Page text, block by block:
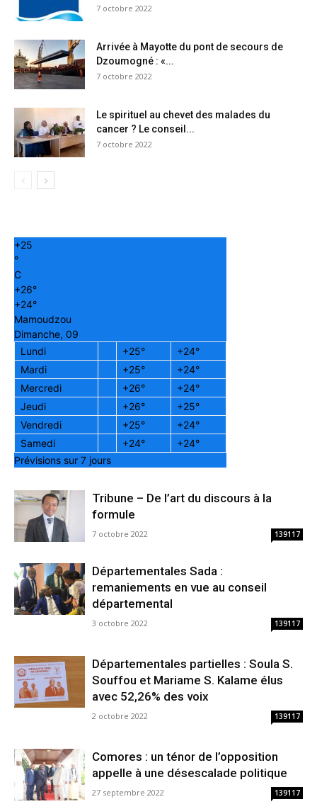
7 octobre 2022
Arrivée à Mayotte du pont de secours de
Dzoumogné : «...
7 octobre 2022
Le spirituel au chevet des malades du
cancer ? Le conseil...
7 octobre 2022
+25
°
C
+26°
+24°
Mamoudzou
Dimanche, 09
Lundi
+25° +24°
Mardi
+25° +24°
Mercredi
+26° +24°
Jeudi
+26° +25°
Vendredi
+25° +24°
Samedi
+24° +24°
Prévisions sur 7 jours
Tribune – De l’art du discours à la
formule
7 octobre 2022 139117
Départementales Sada :
remaniements en vue au conseil
départemental
3 octobre 2022 139117
Départementales partielles : Soula S.
Souffou et Mariame S. Kalame élus
avec 52,26% des voix
2 octobre 2022 139117
Comores : un ténor de l’opposition
appelle à une désescalade politique
27 septembre 2022 139117